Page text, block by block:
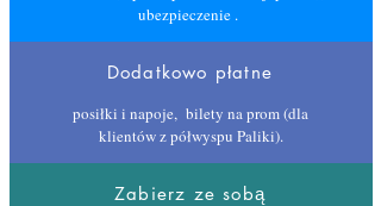
ubezpieczenie .
Dodatkowo płatne
posiłki i napoje, bilety na prom (dla
klientów z półwyspu Paliki).
Zabierz ze sobą